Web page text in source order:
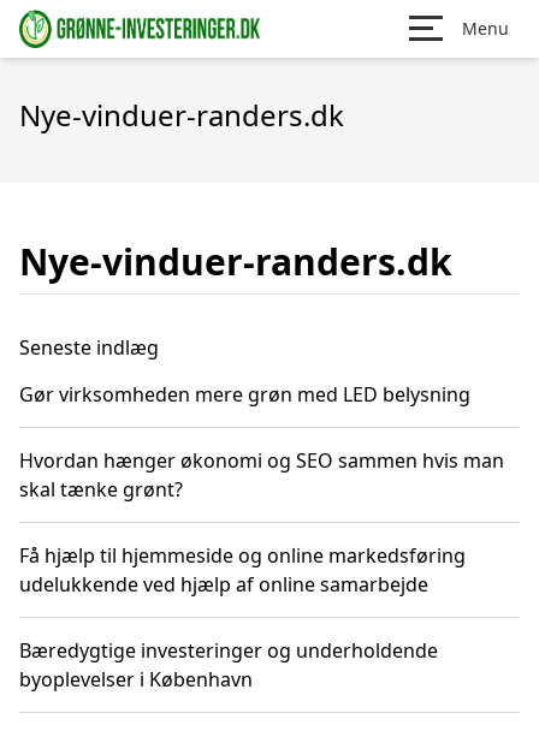
Menu
Nye-vinduer-randers.dk
Nye-vinduer-randers.dk
Seneste indlæg
Gør virksomheden mere grøn med LED belysning
Hvordan hænger økonomi og SEO sammen hvis man
skal tænke grønt?
Få hjælp til hjemmeside og online markedsføring
udelukkende ved hjælp af online samarbejde
Bæredygtige investeringer og underholdende
byoplevelser i København